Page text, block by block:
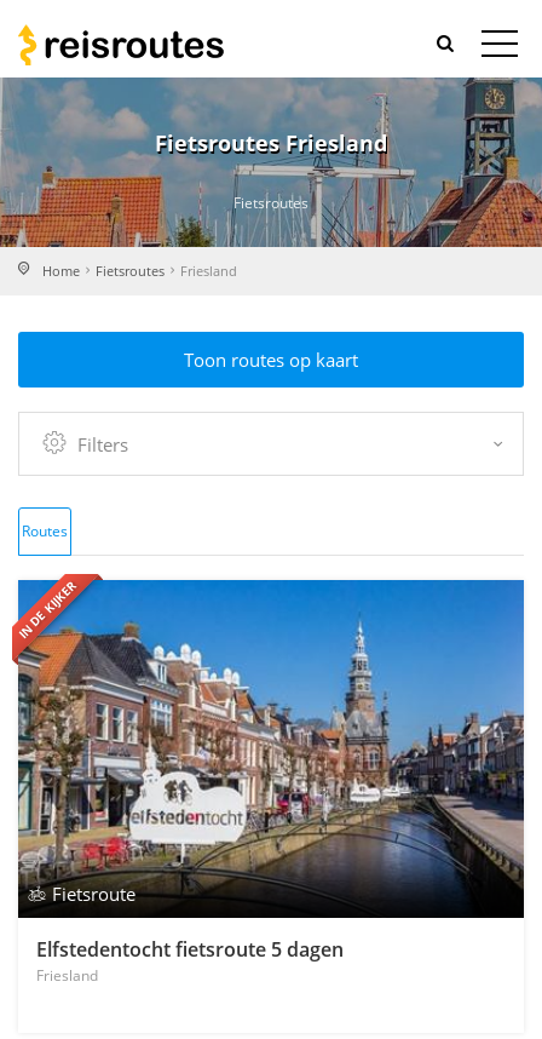
Fietsroutes Friesland
Fietsroutes
Home Fietsroutes Friesland
Toon routes op kaart
Filters
Routes
IN DE KIJKER
Fietsroute
Elfstedentocht fietsroute 5 dagen
Friesland